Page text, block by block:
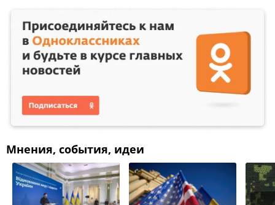
Мнения, события, идеи